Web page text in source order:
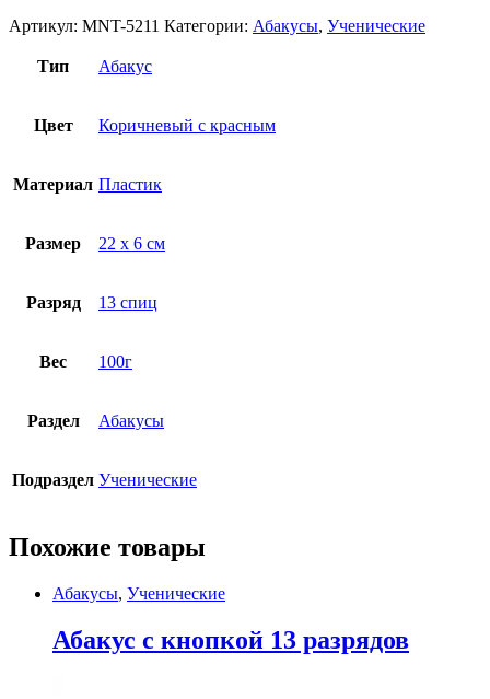
Артикул: MNT-5211 Категории: Абакусы, Ученические
Тип Абакус
Цвет Коричневый с красным
Материал Пластик
Размер 22 х 6 см
Разряд 13 спиц
Вес 100г
Раздел Абакусы
Подраздел Ученические
Похожие товары
Абакусы, Ученические
Абакус с кнопкой 13 разрядов